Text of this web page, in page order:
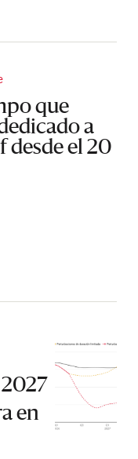
que
a
desde el 20
en